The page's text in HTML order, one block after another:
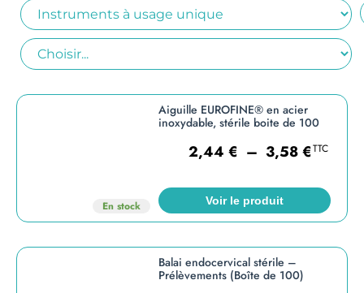
En stock
Aiguille EUROFINE® en acier
inoxydable, stérile boite de 100
2,44 € – 3,58€TTC
Voir le produit
Balai endocervical stérile –
Prélèvements (Boîte de 100)